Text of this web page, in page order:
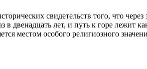
свидетельств того, что через
двенадцать лет, и путь к горе лежит
местом особого религиозного